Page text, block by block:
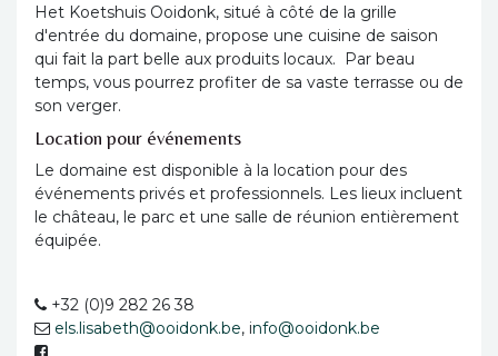
Het Koetshuis Ooidonk, situé à côté de la grille
d'entrée du domaine, propose une cuisine de saison
qui fait la part belle aux produits locaux. Par beau
temps, vous pourrez profiter de sa vaste terrasse ou de
son verger.
Location pour événements
Le domaine est disponible à la location pour des
événements privés et professionnels. Les lieux incluent
le château, le parc et une salle de réunion entièrement
équipée.
+32 (0)9 282 26 38
els.lisabeth@ooidonk.be, info@ooidonk.be